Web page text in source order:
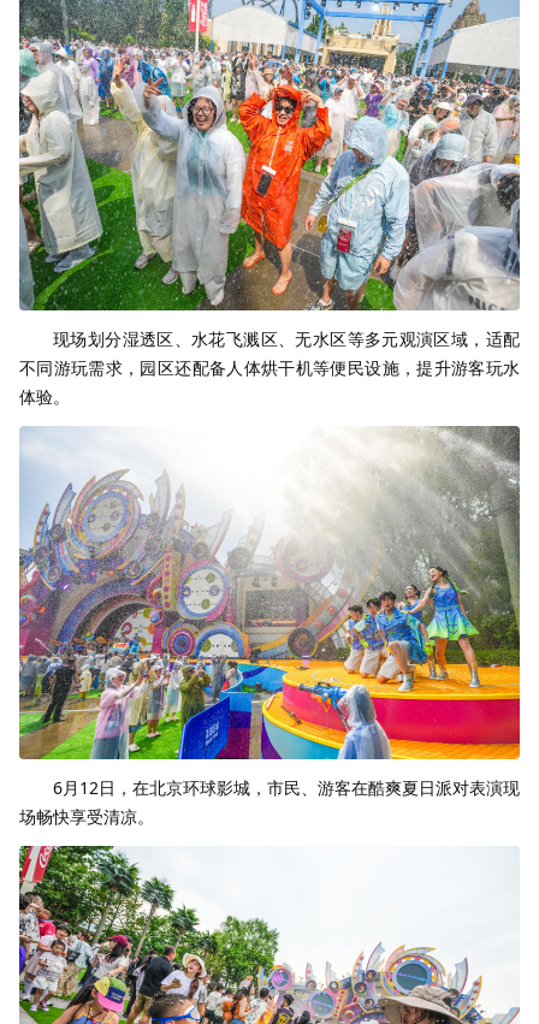
现场划分湿透区、水花飞溅区、无水区等多元观演区域，适配
不同游玩需求，园区还配备人体烘干机等便民设施，提升游客玩水
体验。
6月12日，在北京环球影城，市民、游客在酷爽夏日派对表演现
场畅快享受清凉。